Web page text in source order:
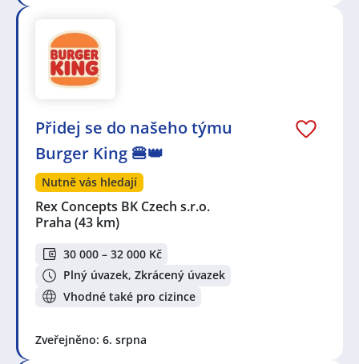
Přidej se do našeho týmu
Burger King 🍔👑
Nutně vás hledají
Rex Concepts BK Czech s.r.o.
Praha (43 km)
30 000 – 32 000 Kč
Plný úvazek, Zkrácený úvazek
Vhodné také pro cizince
Zveřejněno: 6. srpna